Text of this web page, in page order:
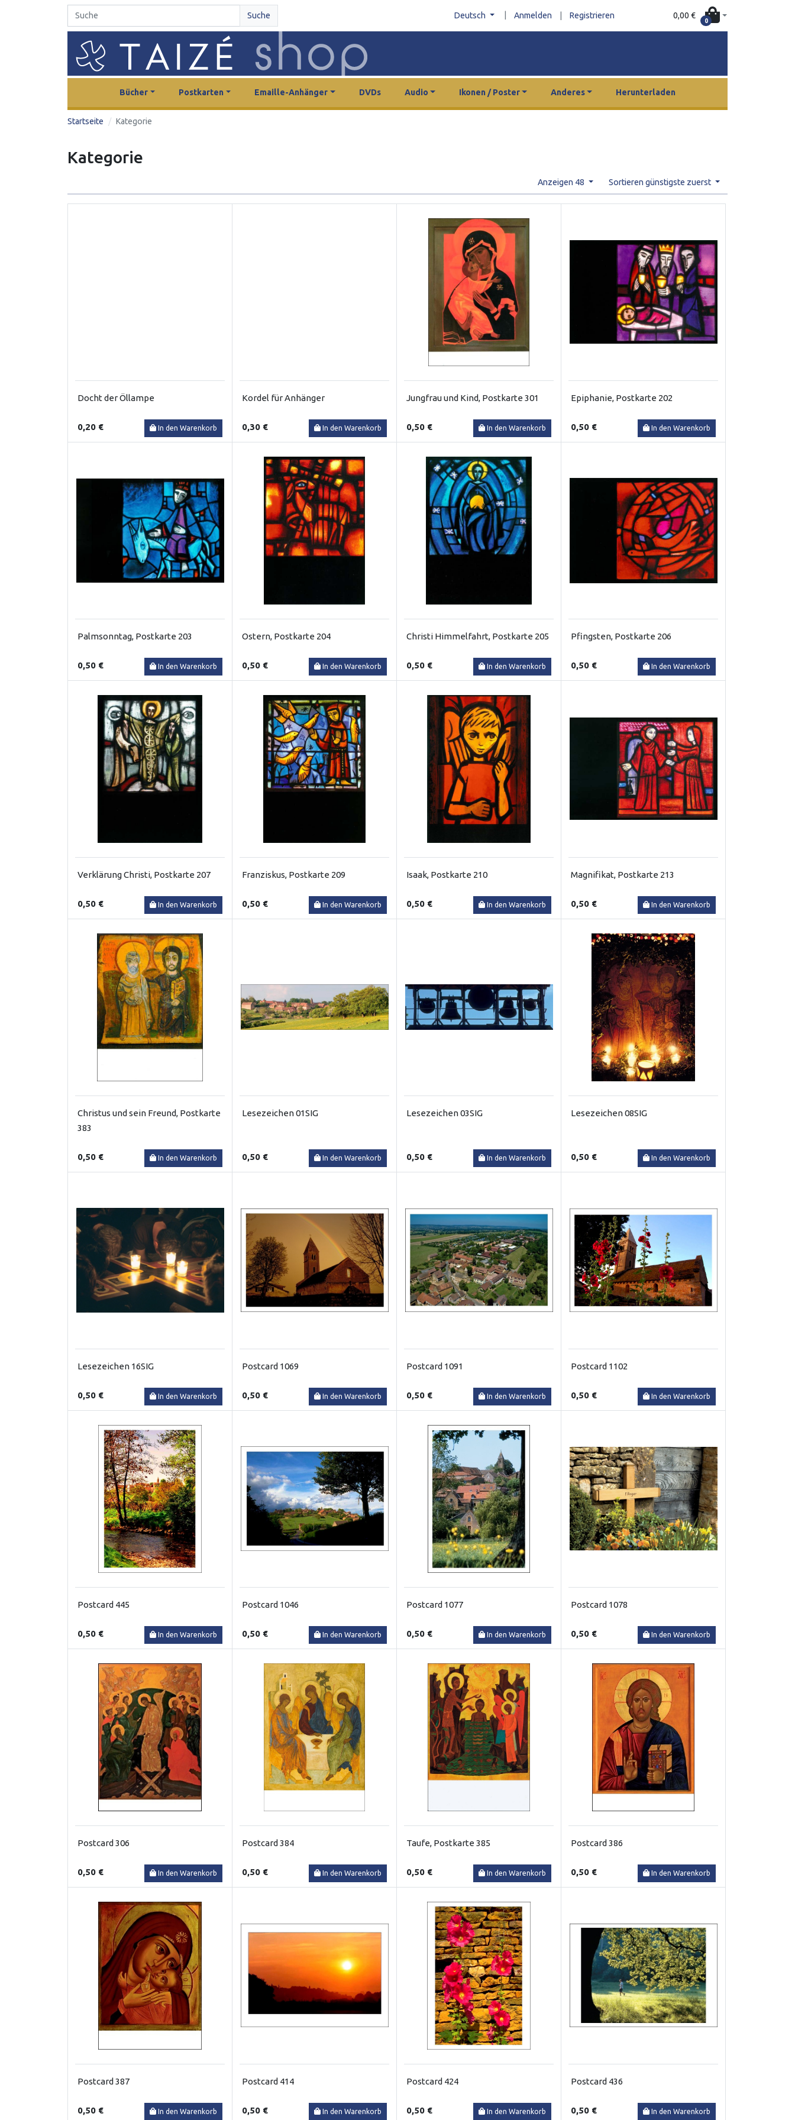
Suche Deutsch Anmelden Registrieren 0,00 €
0
Bücher Postkarten Emaille-Anhänger DVDs Audio Ikonen / Poster Anderes Herunterladen
Startseite Kategorie
Kategorie
Anzeigen 48 Sortieren günstigste zuerst
Docht der Öllampe
0,20 € In den Warenkorb
Kordel für Anhänger
0,30 € In den Warenkorb
Jungfrau und Kind, Postkarte 301
0,50 € In den Warenkorb
Epiphanie, Postkarte 202
0,50 € In den Warenkorb
Palmsonntag, Postkarte 203
0,50 € In den Warenkorb
Ostern, Postkarte 204
0,50 € In den Warenkorb
Christi Himmelfahrt, Postkarte 205
0,50 € In den Warenkorb
Pfingsten, Postkarte 206
0,50 € In den Warenkorb
Verklärung Christi, Postkarte 207
0,50 € In den Warenkorb
Franziskus, Postkarte 209
0,50 € In den Warenkorb
Isaak, Postkarte 210
0,50 € In den Warenkorb
Magnifikat, Postkarte 213
0,50 € In den Warenkorb
Christus und sein Freund, Postkarte
383
0,50 € In den Warenkorb
Lesezeichen 01SIG
0,50 € In den Warenkorb
Lesezeichen 03SIG
0,50 € In den Warenkorb
Lesezeichen 08SIG
0,50 € In den Warenkorb
Lesezeichen 16SIG
0,50 € In den Warenkorb
Postcard 1069
0,50 € In den Warenkorb
Postcard 1091
0,50 € In den Warenkorb
Postcard 1102
0,50 € In den Warenkorb
Postcard 445
0,50 € In den Warenkorb
Postcard 1046
0,50 € In den Warenkorb
Postcard 1077
0,50 € In den Warenkorb
Postcard 1078
0,50 € In den Warenkorb
Postcard 306
0,50 € In den Warenkorb
Postcard 384
0,50 € In den Warenkorb
Taufe, Postkarte 385
0,50 € In den Warenkorb
Postcard 386
0,50 € In den Warenkorb
Postcard 387
0,50 € In den Warenkorb
Postcard 414
0,50 € In den Warenkorb
Postcard 424
0,50 € In den Warenkorb
Postcard 436
0,50 € In den Warenkorb